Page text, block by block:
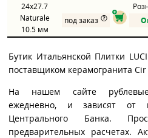
24x27.7
Naturale
10.5 мм
под заказ
Бутик Итальянской Плитки
поставщиком керамогранита
На нашем сайте
ежедневно, и зависят от
Центрального Банка.
предварительных расчетах.